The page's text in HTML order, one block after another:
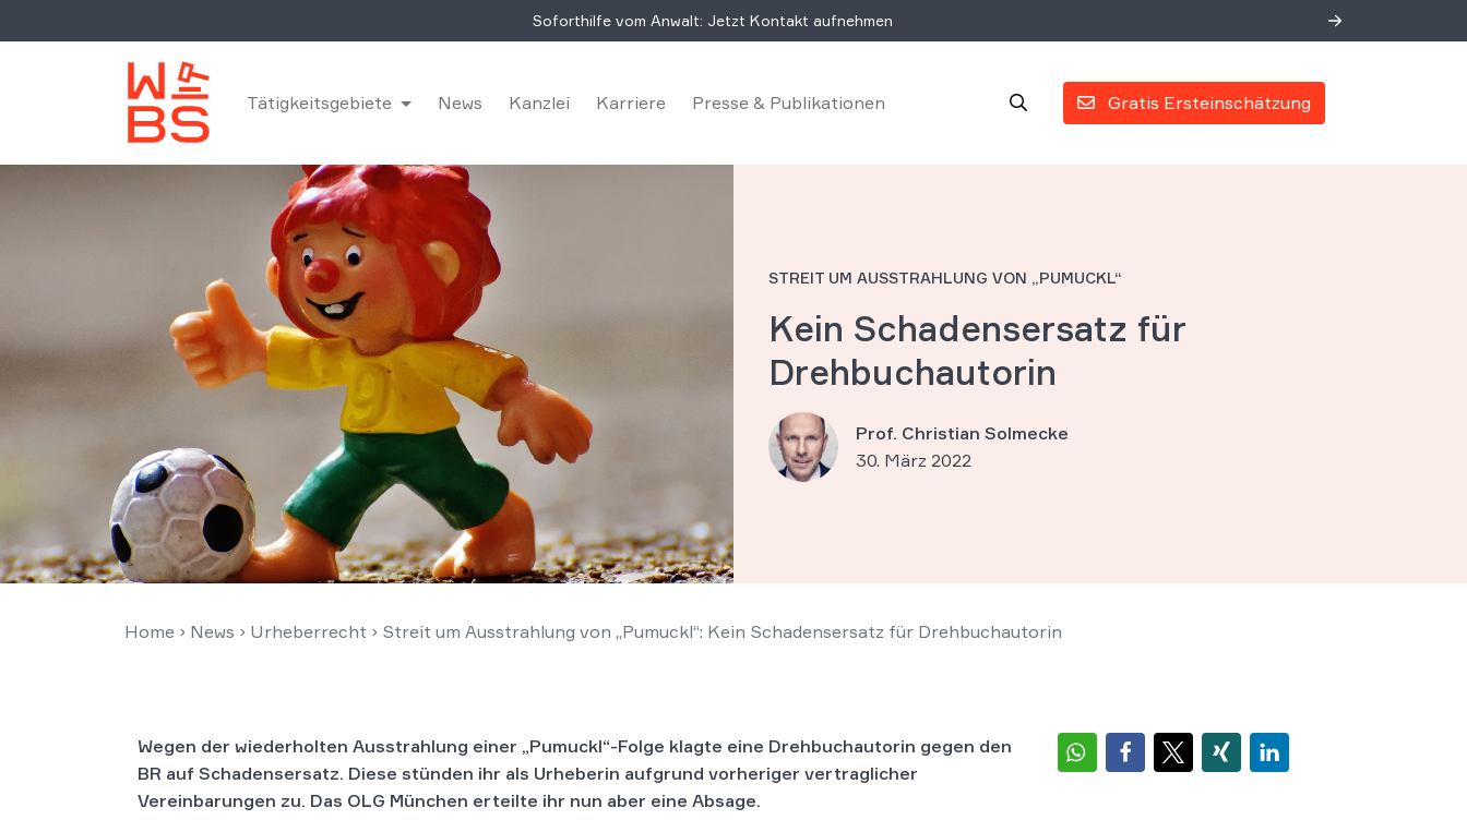
Soforthilfe vom Anwalt: Jetzt Kontakt aufnehmen
Gratis Ersteinschätzung
Tätigkeitsgebiete News Kanzlei Karriere Presse & Publikationen
STREIT UM AUSSTRAHLUNG VON „PUMUCKL“
Kein Schadensersatz für
Drehbuchautorin
Prof. Christian Solmecke
30. März 2022
Home › News › Urheberrecht › Streit um Ausstrahlung von „Pumuckl“: Kein Schadensersatz für Drehbuchautorin
Wegen der wiederholten Ausstrahlung einer „Pumuckl“-Folge klagte eine Drehbuchautorin gegen den
BR auf Schadensersatz. Diese stünden ihr als Urheberin aufgrund vorheriger vertraglicher
Vereinbarungen zu. Das OLG München erteilte ihr nun aber eine Absage.